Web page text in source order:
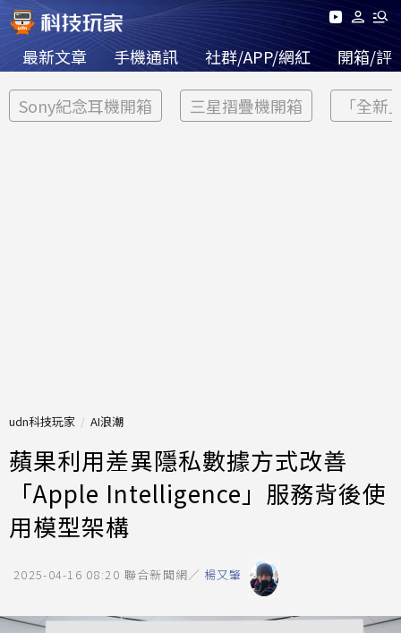
最新文章 手機通訊 社群/APP/網紅 開箱/評
Sony紀念耳機開箱 三星摺疊機開箱 「全新
udn科技玩家 AI浪潮
蘋果利用差異隱私數據方式改善
「Apple Intelligence」服務背後使
用模型架構
2025-04-16 08:20 聯合新聞網／ 楊又肇